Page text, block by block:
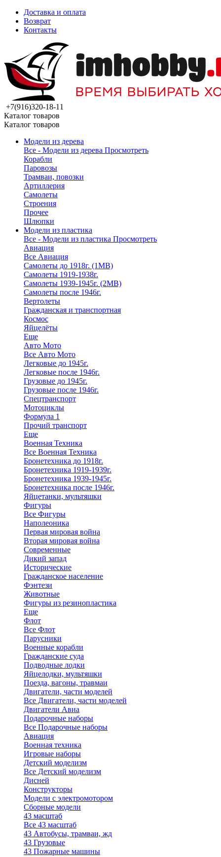
Доставка и оплата
Возврат
Контакты
+7(916)320-18-11
Каталог товаров
Каталог товаров
Модели из дерева
Все - Модели из дерева Просмотреть
Корабли
Паровозы
Трамваи, повозки
Артиллерия
Самолеты
Строения
Прочее
Шлюпки
Модели из пластика
Все - Модели из пластика Просмотреть
Авиация
Все Авиация
Самолеты до 1918г. (1МВ)
Самолеты 1919-1938г.
Самолеты 1939-1945г. (2МВ)
Самолеты после 1946г.
Вертолеты
Гражданская и транспортная
Космос
Яйцелёты
Еще
Авто Мото
Все Авто Мото
Легковые до 1945г.
Легковые после 1946г.
Грузовые до 1945г.
Грузовые после 1946г.
Спецтранспорт
Мотоциклы
Формула 1
Прочий транспорт
Еще
Военная Техника
Все Военная Техника
Бронетехника до 1918г.
Бронетехника 1919-1939г.
Бронетехника 1939-1945г.
Бронетехника после 1946г.
Яйцетанки, мультяшки
Фигуры
Все Фигуры
Наполеоника
Первая мировая война
Вторая мировая война
Современные
Дикий запад
Исторические
Гражданское население
Фэнтези
Животные
Фигуры из резинопластика
Еще
Флот
Все Флот
Парусники
Военные корабли
Гражданские суда
Подводные лодки
Яйцелодки, мультяшки
Поезда, вагоны, травмаи
Двигатели, части моделей
Все Двигатели, части моделей
Двигатели Авиа
Подарочные наборы
Все Подарочные наборы
Авиация
Военная техника
Игровые наборы
Детский моделизм
Все Детский моделизм
Дисней
Конструкторы
Модели с электромотором
Сборные модели
43 масштаб
Все 43 масштаб
43 Автобусы, трамваи, жд
43 Грузовые
43 Пожарные машины